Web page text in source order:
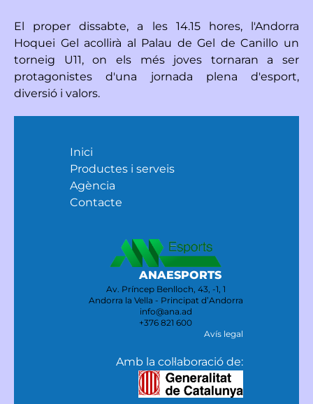
El proper dissabte, a les 14.15 hores, l'Andorra
Hoquei Gel acollirà al Palau de Gel de Canillo un
torneig U11, on els més joves tornaran a ser
protagonistes d'una jornada plena d'esport,
diversió i valors.
Inici
Productes i serveis
Agència
Contacte
ANAESPORTS
Av. Príncep Benlloch, 43, -1, 1
Andorra la Vella - Principat d’Andorra
info@ana.ad
+376 821 600
Avís legal
Amb la col·laboració de: